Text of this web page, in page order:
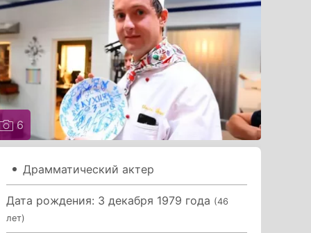
6
Драмматический актер
Дата рождения: 3 декабря 1979 года (46
лет)